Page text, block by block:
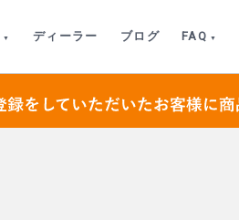
ディーラー ブログ FAQ